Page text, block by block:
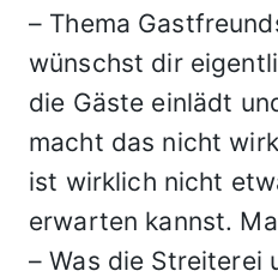
– Thema
wünschst dir
die Gäste einlädt
macht das nicht
ist wirklich nicht
erwarten kannst.
– Was die Streiterei